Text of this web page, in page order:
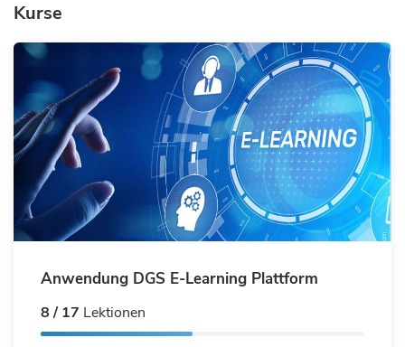
Kurse
Anwendung DGS E-Learning Plattform
8 / 17 Lektionen